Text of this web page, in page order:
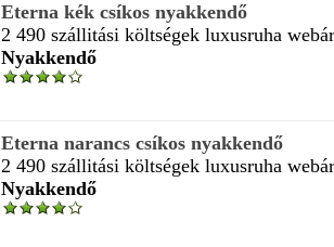
Eterna kék csíkos nyakkendő
2 490 szállitási költségek luxusruha
Nyakkendő
Eterna narancs csíkos nyakkendő
2 490 szállitási költségek luxusruha
Nyakkendő